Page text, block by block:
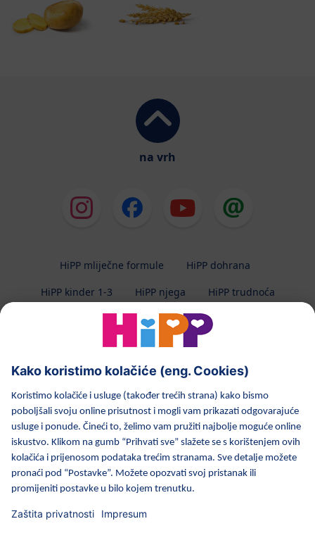
na vrh
HiPP mliječne formule
HiPP dohrana
HiPP kinder 1-3
HiPP njega HiPP trudnoća
Zaštita privatnosti
Uvjeti korištenja